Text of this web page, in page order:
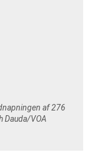
af 276
Dauda/VOA